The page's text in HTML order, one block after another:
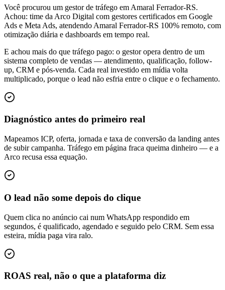
Você procurou um gestor de tráfego em Amaral Ferrador-RS.
Achou: time da Arco Digital com gestores certificados em Google
Ads e Meta Ads, atendendo Amaral Ferrador-RS 100% remoto, com
otimização diária e dashboards em tempo real.
E achou mais do que tráfego pago: o gestor opera dentro de um
sistema completo de vendas — atendimento, qualificação, follow-
up, CRM e pós-venda. Cada real investido em mídia volta
multiplicado, porque o lead não esfria entre o clique e o fechamento.
Diagnóstico antes do primeiro real
Mapeamos ICP, oferta, jornada e taxa de conversão da landing antes
de subir campanha. Tráfego em página fraca queima dinheiro — e a
Arco recusa essa equação.
O lead não some depois do clique
Quem clica no anúncio cai num WhatsApp respondido em
segundos, é qualificado, agendado e seguido pelo CRM. Sem essa
esteira, mídia paga vira ralo.
ROAS real, não o que a plataforma diz